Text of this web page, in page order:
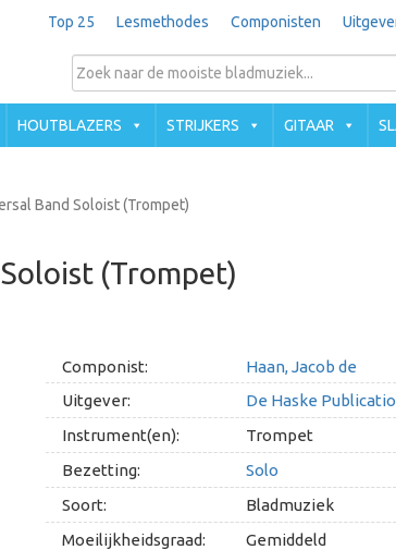
Top 25 Lesmethodes Componisten
HOUTBLAZERS STRIJKERS GITAAR
Band Soloist (Trompet)
(Trompet)
Componist:
Haan, Jacob de
Uitgever:
De Haske
Instrument(en):
Trompet
Bezetting:
Solo
Soort:
Bladmuziek
Moeilijkheidsgraad:
Gemiddeld